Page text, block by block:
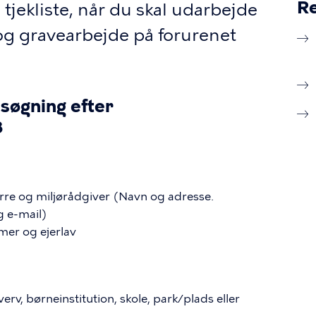
når du skal udarbejde
gravearbejde på forurenet
efter
og miljørådgiver (Navn og adresse.
e-mail)
og ejerlav
børneinstitution, skole, park/plads eller